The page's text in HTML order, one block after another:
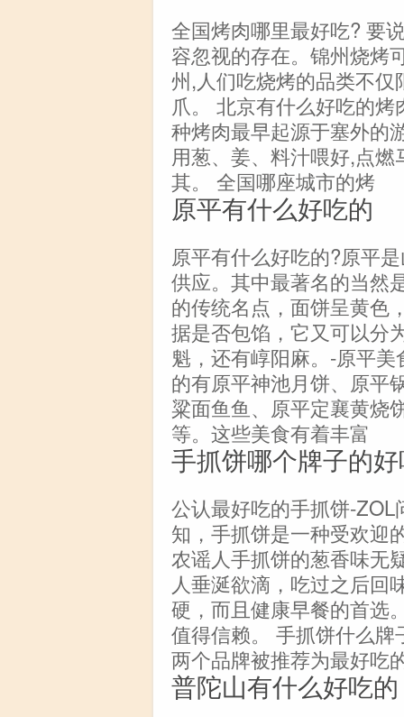
全国烤肉哪里最好吃? 要
容忽视的存在。锦州烧烤
州,人们吃烧烤的品类不
爪。 北京有什么好吃的
种烤肉最早起源于塞外的
用葱、姜、料汁喂好,点
其。 全国哪座城市的烤
原平有什么好吃的
原平有什么好吃的?原平
供应。其中最著名的当然
的传统名点，面饼呈黄色
据是否包馅，它又可以分
魁，还有崞阳麻。-原平
的有原平神池月饼、原平
粱面鱼鱼、原平定襄黄烧
等。这些美食有着丰富
手抓饼哪个牌子的
公认最好吃的手抓饼-
知，手抓饼是一种受欢迎
农谣人手抓饼的葱香味无
人垂涎欲滴，吃过之后回
硬，而且健康早餐的首选
值得信赖。 手抓饼什么
两个品牌被推荐为最好
普陀山有什么好吃的